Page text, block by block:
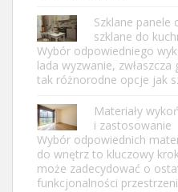
Szklane panele
szklane do
Wybór odpowiedniego
lada wyzwanie,
tak różnorodne opcje jak
Materiały
i zastosowanie
Wybór odpowiednich
do wnętrz to kluczowy
może zadecydować o
funkcjonalności